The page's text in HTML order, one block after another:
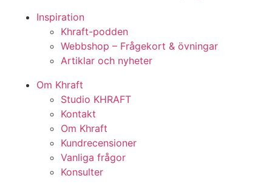
Inspiration
Khraft-podden
Webbshop – Frågekort & övningar
Artiklar och nyheter
Om Khraft
Studio KHRAFT
Kontakt
Om Khraft
Kundrecensioner
Vanliga frågor
Konsulter